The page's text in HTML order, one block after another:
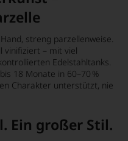
streng parzellenweise.
vinifiziert – mit viel
Edelstahltanks.
18 Monate in 60–70 %
Charakter unterstützt, nie
Ein großer Stil.